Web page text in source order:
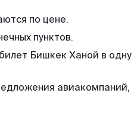
по цене.
пунктов.
Бишкек Ханой в одну
авиакомпаний,